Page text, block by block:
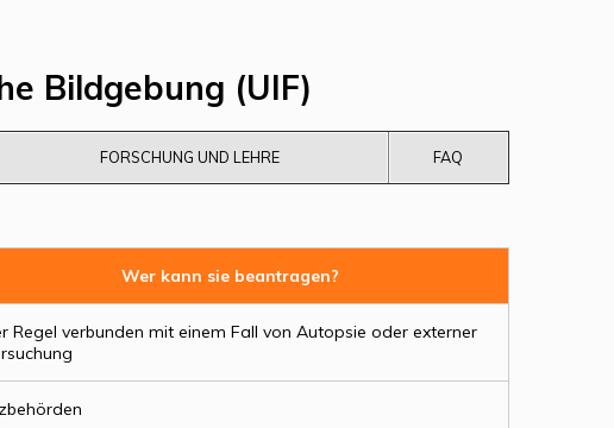
Bildgebung (UIF)
FORSCHUNG UND LEHRE FAQ
Wer kann sie beantragen?
Regel verbunden mit einem Fall von Autopsie oder externer